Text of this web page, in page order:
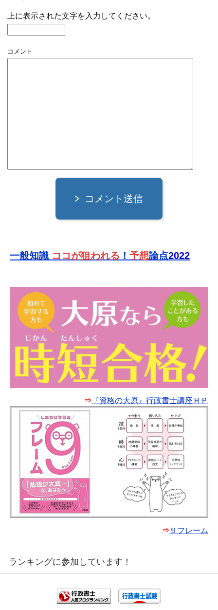
上に表示された文字を入力してください。
コメント
コメント送信
一般知識 ココが狙われる ！ 予想論点2022
⇒ 『資格の大原』行政書士講座ＨＰ
⇒ ９フレーム
ランキングに参加しています！